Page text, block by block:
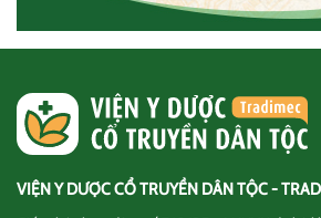
VIỆN Y DƯỢC CỔ TRUYỀN DÂN TỘC -